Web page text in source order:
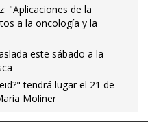
"Aplicaciones de la
a la oncología y la
este sábado a la
tendrá lugar el 21 de
Moliner